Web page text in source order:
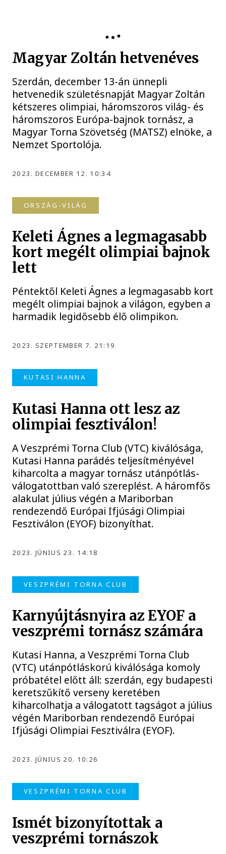
Magyar Zoltán hetvenéves
Szerdán, december 13-án ünnepli
hetvenedik születésnapját Magyar Zoltán
kétszeres olimpiai, háromszoros világ- és
háromszoros Európa-bajnok tornász, a
Magyar Torna Szövetség (MATSZ) elnöke, a
Nemzet Sportolója.
2023. DECEMBER 12. 10:34
ORSZÁG-VILÁG
Keleti Ágnes a legmagasabb
kort megélt olimpiai bajnok
lett
Péntektől Keleti Ágnes a legmagasabb kort
megélt olimpiai bajnok a világon, egyben a
harmadik legidősebb élő olimpikon.
2023. SZEPTEMBER 7. 21:19
KUTASI HANNA
Kutasi Hanna ott lesz az
olimpiai fesztiválon!
A Veszprémi Torna Club (VTC) kiválósága,
Kutasi Hanna parádés teljesítményével
kiharcolta a magyar tornász utánpótlás-
válogatottban való szereplést. A háromfős
alakulat július végén a Mariborban
rendezendő Európai Ifjúsági Olimpiai
Fesztiválon (EYOF) bizonyíthat.
2023. JÚNIUS 23. 14:18
VESZPRÉMI TORNA CLUB
Karnyújtásnyira az EYOF a
veszprémi tornász számára
Kutasi Hanna, a Veszprémi Torna Club
(VTC) utánpótláskorú kiválósága komoly
próbatétel előtt áll: szerdán, egy budapesti
keretszűkítő verseny keretében
kiharcolhatja a válogatott tagságot a július
végén Mariborban rendezendő Európai
Ifjúsági Olimpiai Fesztiválra (EYOF).
2023. JÚNIUS 20. 10:26
VESZPRÉMI TORNA CLUB
Ismét bizonyítottak a
veszprémi tornászok